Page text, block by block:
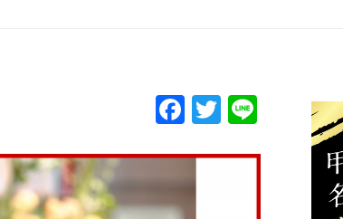
F
a
c
e
T
w
itte